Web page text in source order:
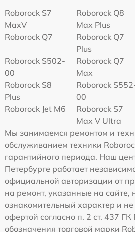
Roborock S7
MaxV
Roborock Q8
Max Plus
Roborock Q7
Roborock Q7
Plus
Roborock S502-
00
Roborock Q7
Max
Roborock S8
Plus
Roborock
00
Roborock Jet M6
Roborock S7
Max V Ultra
Мы занимаемся ремонтом и
обслуживанием техники
гарантийного периода. Наш
Петербурге работает
официальной авторизации от
на ремонт, указанные на сайте,
ознакомительный характер и
офертой согласно п. 2 ст. 437
обозначения торговой марки